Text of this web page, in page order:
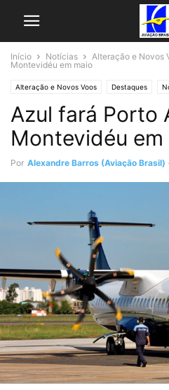
Início Notícias Alteração e Novos
Montevidéu em maio
Alteração e Novos Voos Destaques
Azul fará Porto
Montevidéu em
Por Alexandre Barros (Aviação Brasil)